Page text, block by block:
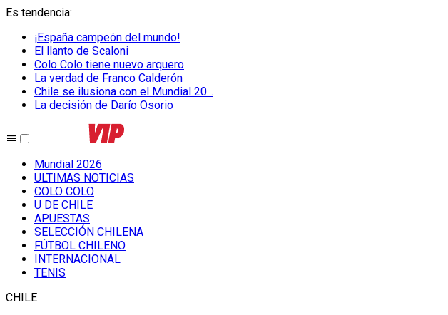
Es tendencia:
¡España campeón del mundo!
El llanto de Scaloni
Colo Colo tiene nuevo arquero
La verdad de Franco Calderón
Chile se ilusiona con el Mundial 20...
La decisión de Darío Osorio
Mundial 2026
ULTIMAS NOTICIAS
COLO COLO
U DE CHILE
APUESTAS
SELECCIÓN CHILENA
FÚTBOL CHILENO
INTERNACIONAL
TENIS
CHILE